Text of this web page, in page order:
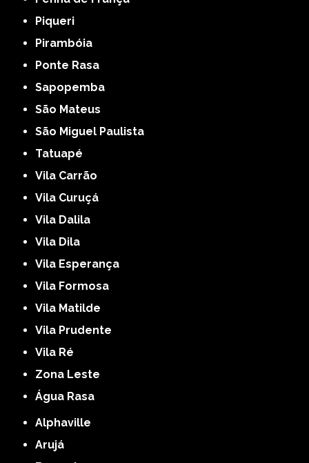
Piqueri
Pirambóia
Ponte Rasa
Sapopemba
São Mateus
São Miguel Paulista
Tatuapé
Vila Carrão
Vila Curuçá
Vila Dalila
Vila Dila
Vila Esperança
Vila Formosa
Vila Matilde
Vila Prudente
Vila Ré
Zona Leste
Água Rasa
Alphaville
Arujá